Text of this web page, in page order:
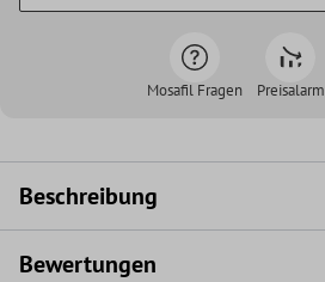
Mosafil Fragen Preisalarm
Beschreibung
Bewertungen